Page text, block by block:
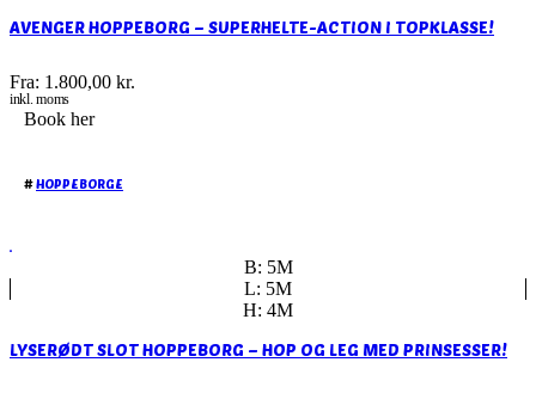
AVENGER HOPPEBORG – SUPERHELTE-ACTION I TOPKLASSE!
Fra: 1.800,00 kr.
inkl. moms
Book her
#HOPPEBORGE
B: 5M
L: 5M
H: 4M
LYSERØDT SLOT HOPPEBORG – HOP OG LEG MED PRINSESSER!